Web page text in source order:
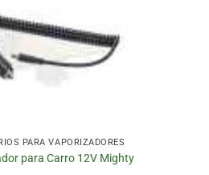
PARA VAPORIZADORES
para Carro 12V Mighty